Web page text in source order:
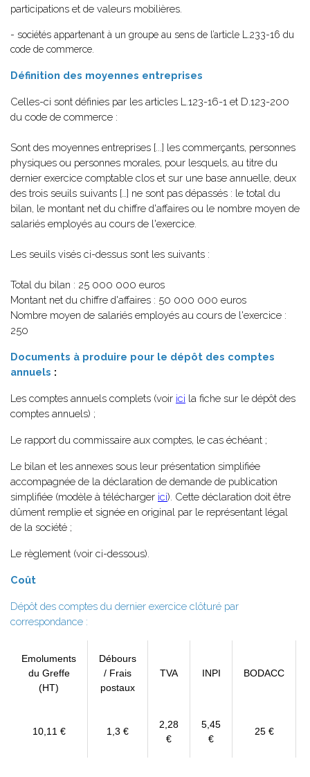
participations et de valeurs mobilières.
- sociétés appartenant à un groupe au sens de l’article L.233-16 du
code de commerce.
Définition des moyennes entreprises
Celles-ci sont définies par les articles L.123-16-1 et D.123-200
du code de commerce :
Sont des moyennes entreprises [...] les commerçants, personnes
physiques ou personnes morales, pour lesquels, au titre du
dernier exercice comptable clos et sur une base annuelle, deux
des trois seuils suivants […] ne sont pas dépassés : le total du
bilan, le montant net du chiffre d'affaires ou le nombre moyen de
salariés employés au cours de l'exercice.
Les seuils visés ci-dessus sont les suivants :
Total du bilan : 25 000 000 euros
Montant net du chiffre d'affaires : 50 000 000 euros
Nombre moyen de salariés employés au cours de l'exercice :
250
Documents à produire pour le dépôt des comptes
annuels :
Les comptes annuels complets (voir ici la fiche sur le dépôt des
comptes annuels) ;
Le rapport du commissaire aux comptes, le cas échéant ;
Le bilan et les annexes sous leur présentation simplifiée
accompagnée de la déclaration de demande de publication
simplifiée (modèle à télécharger ici). Cette déclaration doit être
dûment remplie et signée en original par le représentant légal
de la société ;
Le règlement (voir ci-dessous).
Coût
Dépôt des comptes du dernier exercice clôturé par
correspondance :
Emoluments
du Greffe
(HT)
Débours
/ Frais
postaux
TVA INPI BODACC
10,11 € 1,3 €
2,28
€
5,45
€
25 €